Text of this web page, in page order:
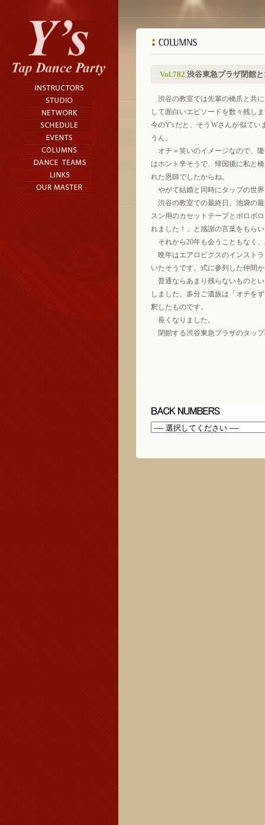
Vol.782渋谷東急プラザ閉館
渋谷の教室では先輩の橋爪と共
して面白いエピソードを数々残し
今のY'sだと、そうWさんが似てい
うん。
オチ＝笑いのイメージなので、
はホント辛そうで、帰国後に私と
れた恩師でしたからね。
やがて結婚と同時にタップの世
渋谷の教室での最終日、池袋の
スン用のカセットテープとボロボ
れました！」と感謝の言葉をもら
それから20年も会うこともなく
晩年はエアロビクスのインスト
いたそうです。式に参列した仲間
普通ならあまり残らないものと
しました。多分ご遺族は「オチを
釈したものです。
長くなりました。
閉館する渋谷東急プラザのタッ